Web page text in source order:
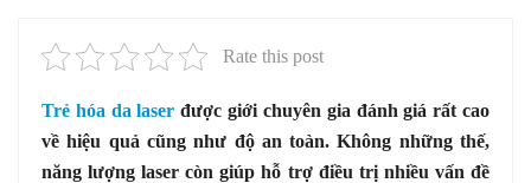
Rate this post
Trẻ hóa da laser được giới chuyên gia đánh giá rất cao
về hiệu quả cũng như độ an toàn. Không những thế,
năng lượng laser còn giúp hỗ trợ điều trị nhiều vấn đề